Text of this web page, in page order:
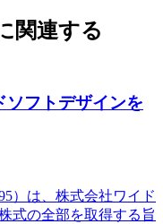
関連する
ソフトデザインを
）は、株式会社ワイド
式の全部を取得する旨